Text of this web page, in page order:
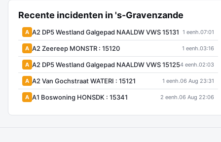
Recente incidenten in 's-Gravenzande
A A2 DP5 Westland Galgepad NAALDW VWS 15131 1 eenh.07:01
A A2 Zeereep MONSTR : 15120 1 eenh.03:16
A A2 DP5 Westland Galgepad NAALDW VWS 151254 eenh.02:03
A A2 Van Gochstraat WATERI : 15121 1 eenh.06 Aug 23:31
A A1 Boswoning HONSDK : 15341 2 eenh.06 Aug 22:06